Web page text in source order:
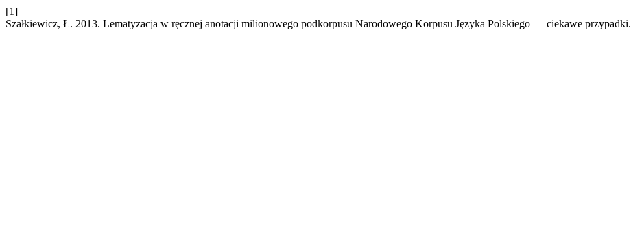
[1]
Szałkiewicz, Ł. 2013. Lematyzacja w ręcznej anotacji milionowego podkorpusu Narodowego Korpusu Języka Polskiego — ciekawe przypadki.